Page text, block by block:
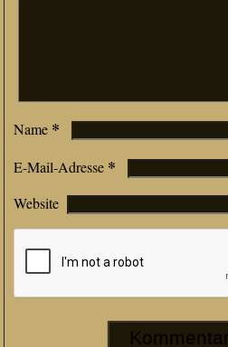
Name *
E-Mail-Adresse *
Website